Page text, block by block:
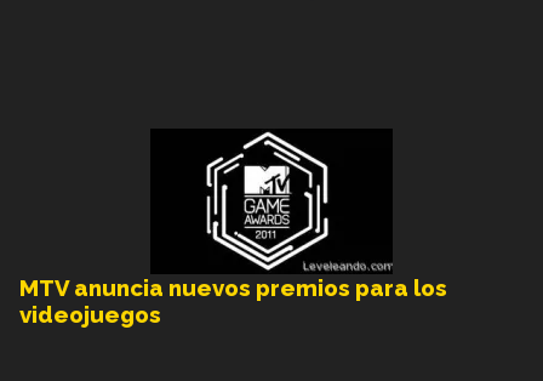
MTV anuncia nuevos premios para los
videojuegos